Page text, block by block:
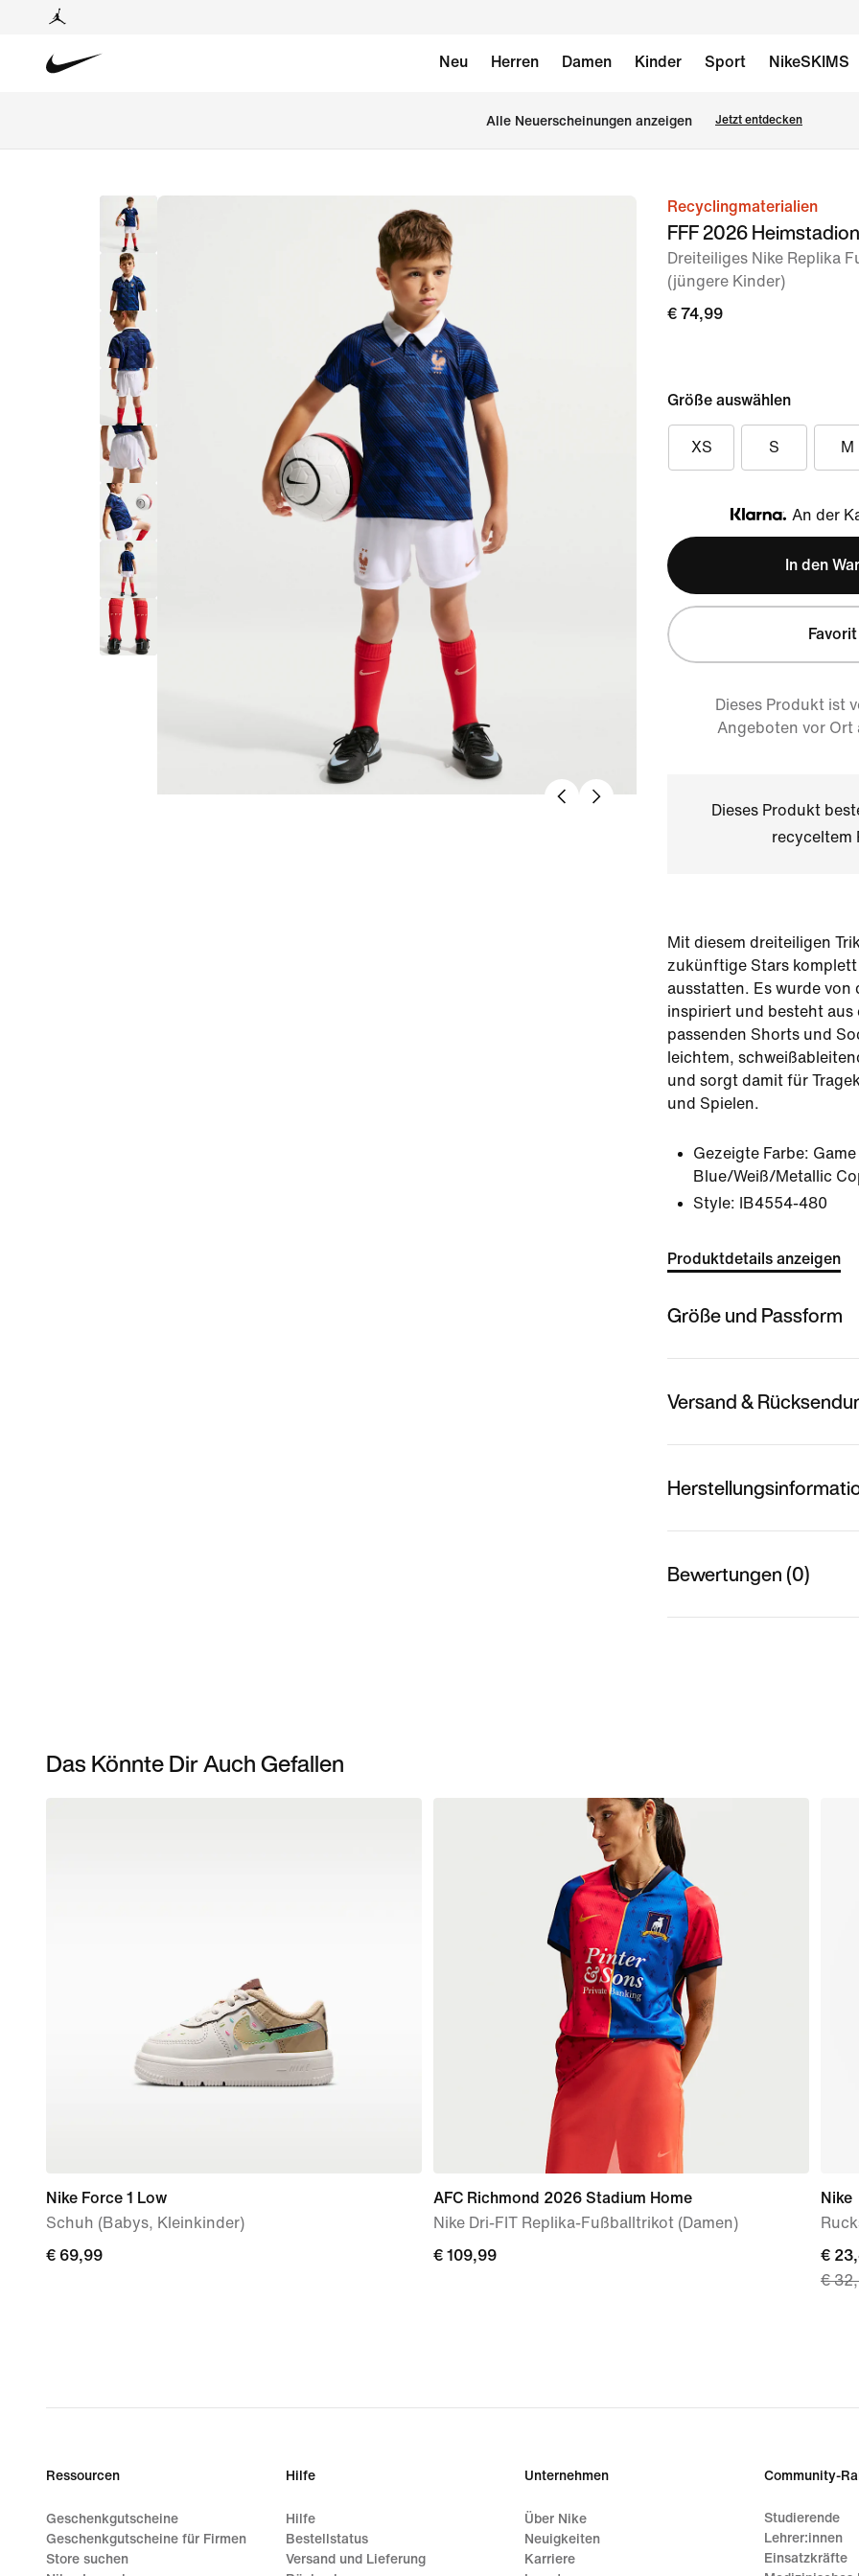
Neu Herren Damen Kinder Sport NikeSKIMS
Alle Neuerscheinungen anzeigen Jetzt entdecken
Bild 1Recyclingmaterialien
FFF 2026 Heimstadion
Dreiteiliges Nike Replika
(jüngere Kinder)
€ 74,99
Größe auswählen
XS S M
Klarna
An der
In den
Favorit
Dieses Produkt ist
Angeboten vor Ort
Dieses Produkt
recyceltem
Mit diesem dreiteiligen
zukünftige Stars
ausstatten. Es wurde von
inspiriert und besteht aus
passenden Shorts und
leichtem,
und sorgt damit für
und Spielen.
Gezeigte Farbe:
Blue/Weiß/Metallic
Style:
IB4554-480
Produktdetails anzeigen
Größe und Passform
Versand &
Bewertungen (0)
Das Könnte Dir Auch Gefallen
Nike Force 1 Low
Schuh (Babys, Kleinkinder)
€ 69,99
€ 69,99
AFC Richmond 2026 Stadium Home
Nike Dri-FIT Replika-Fußballtrikot (Damen)
€ 109,99
€ 109,99
Nike
price
€
€
Ressourcen
Geschenkgutscheine
Geschenkgutscheine für Firmen
Store suchen
Hilfe
Hilfe
Bestellstatus
Versand und Lieferung
Unternehmen
Über Nike
Neuigkeiten
Karriere
Community-
Studierende
Lehrer:innen
Einsatzkräfte